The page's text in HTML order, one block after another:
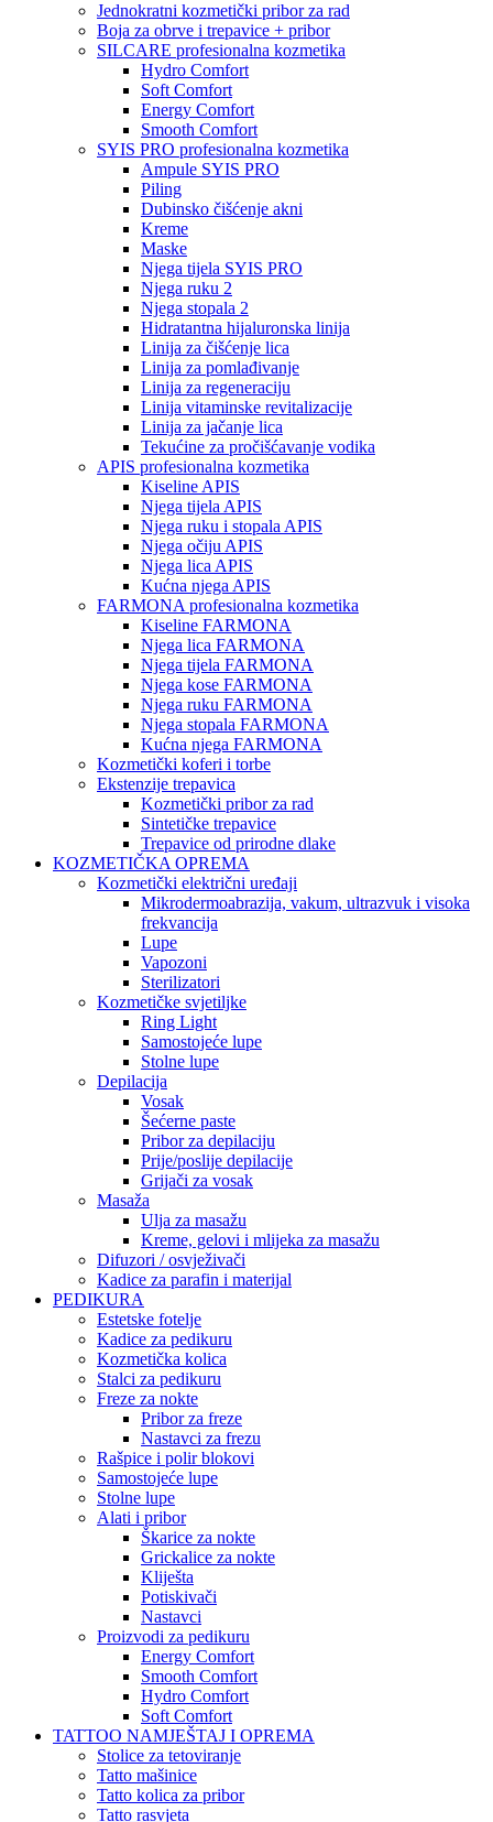
Jednokratni kozmetički pribor za rad
Boja za obrve i trepavice + pribor
SILCARE profesionalna kozmetika
Hydro Comfort
Soft Comfort
Energy Comfort
Smooth Comfort
SYIS PRO profesionalna kozmetika
Ampule SYIS PRO
Piling
Dubinsko čišćenje akni
Kreme
Maske
Njega tijela SYIS PRO
Njega ruku 2
Njega stopala 2
Hidratantna hijaluronska linija
Linija za čišćenje lica
Linija za pomlađivanje
Linija za regeneraciju
Linija vitaminske revitalizacije
Linija za jačanje lica
Tekućine za pročišćavanje vodika
APIS profesionalna kozmetika
Kiseline APIS
Njega tijela APIS
Njega ruku i stopala APIS
Njega očiju APIS
Njega lica APIS
Kućna njega APIS
FARMONA profesionalna kozmetika
Kiseline FARMONA
Njega lica FARMONA
Njega tijela FARMONA
Njega kose FARMONA
Njega ruku FARMONA
Njega stopala FARMONA
Kućna njega FARMONA
Kozmetički koferi i torbe
Ekstenzije trepavica
Kozmetički pribor za rad
Sintetičke trepavice
Trepavice od prirodne dlake
KOZMETIČKA OPREMA
Kozmetički električni uređaji
Mikrodermoabrazija, vakum, ultrazvuk i visoka
frekvancija
Lupe
Vapozoni
Sterilizatori
Kozmetičke svjetiljke
Ring Light
Samostojeće lupe
Stolne lupe
Depilacija
Vosak
Šećerne paste
Pribor za depilaciju
Prije/poslije depilacije
Grijači za vosak
Masaža
Ulja za masažu
Kreme, gelovi i mlijeka za masažu
Difuzori / osvježivači
Kadice za parafin i materijal
PEDIKURA
Estetske fotelje
Kadice za pedikuru
Kozmetička kolica
Stalci za pedikuru
Freze za nokte
Pribor za freze
Nastavci za frezu
Rašpice i polir blokovi
Samostojeće lupe
Stolne lupe
Alati i pribor
Škarice za nokte
Grickalice za nokte
Kliješta
Potiskivači
Nastavci
Proizvodi za pedikuru
Energy Comfort
Smooth Comfort
Hydro Comfort
Soft Comfort
TATTOO NAMJEŠTAJ I OPREMA
Stolice za tetoviranje
Tatto mašinice
Tatto kolica za pribor
Tatto rasvjeta